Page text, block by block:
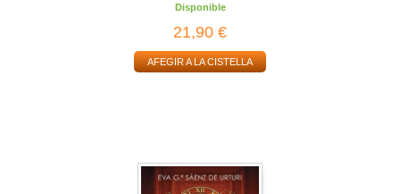
Disponible
21,90 €
AFEGIR A LA CISTELLA